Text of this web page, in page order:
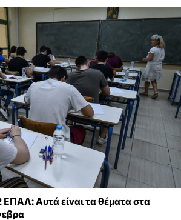
ΕΠΑΛ: Αυτά είναι τα θέματα στα